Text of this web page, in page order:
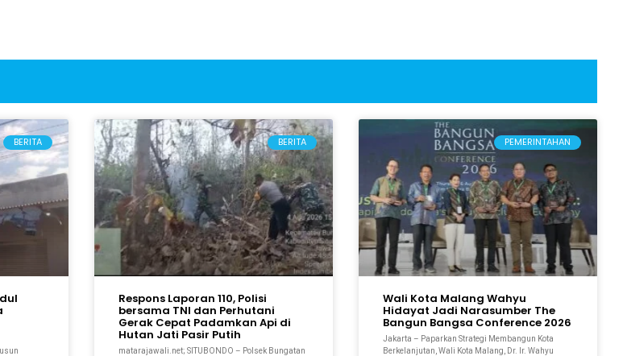
BERITA BERITA
Respons Laporan 110, Polisi
bersama TNI dan Perhutani
Gerak Cepat Padamkan Api di
Hutan Jati Pasir Putih
matarajawali.net; SITUBONDO – Polsek Bungatan
PEMERINTAHAN
Wali Kota Malang Wahyu
Hidayat Jadi Narasumber The
Bangun Bangsa Conference 2026
Jakarta – Paparkan Strategi Membangun Kota
Berkelanjutan, Wali Kota Malang, Dr. Ir. Wahyu